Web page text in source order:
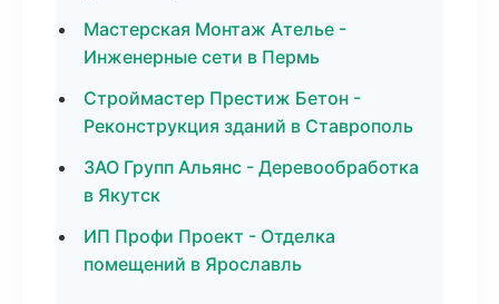
Мастерская Монтаж Ателье -
Инженерные сети в Пермь
Строймастер Престиж Бетон -
Реконструкция зданий в Ставрополь
ЗАО Групп Альянс - Деревообработка
в Якутск
ИП Профи Проект - Отделка
помещений в Ярославль